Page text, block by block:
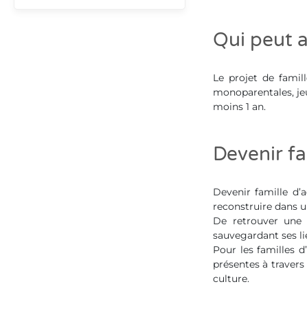
Qui peut
Le projet de
monoparentales,
moins 1 an.
Devenir
Devenir famille
reconstruire dans
De retrouver une
sauvegardant ses
Pour les familles
présentes à
culture.